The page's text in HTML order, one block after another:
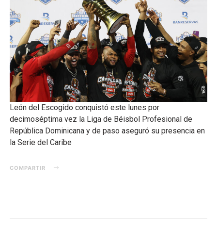
León del Escogido conquistó este lunes por
decimoséptima vez la Liga de Béisbol Profesional de
República Dominicana y de paso aseguró su presencia en
la Serie del Caribe
COMPARTIR